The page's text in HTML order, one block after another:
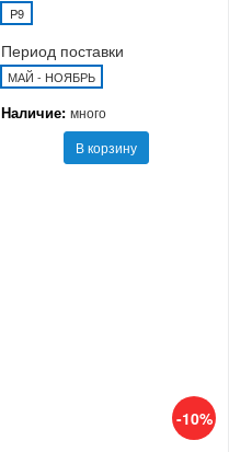
P9
Период поставки
МАЙ - НОЯБРЬ
Наличие: много
В корзину
-10%